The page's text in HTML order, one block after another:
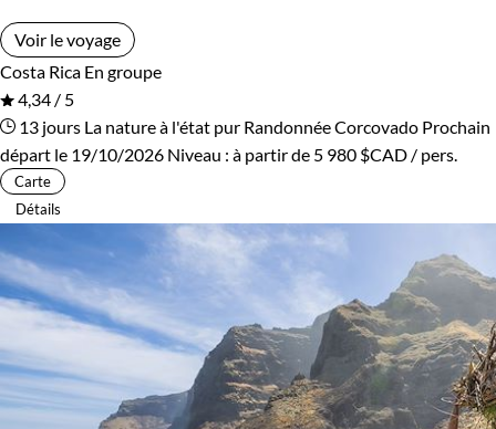
Les 2/5 ans
Les 10/13 ans
Confort
Refuge, gîte, dortoir
Standard
Haut de gamme
Voir le voyage
Costa Rica En groupe
4,34 / 5
13 jours La nature à l'état pur Randonnée Corcovado Prochain
départ le 19/10/2026 Niveau : à partir de 5 980 $CAD / pers.
Carte
Détails